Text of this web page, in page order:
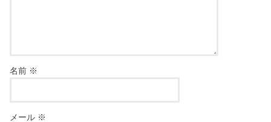
名前 ※
メール ※